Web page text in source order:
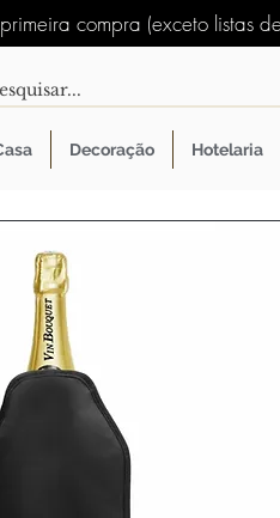
compra (exceto listas
Decoração Hotelaria